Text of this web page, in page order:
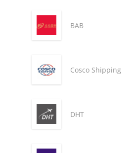
BAB
Cosco Shipping
DHT